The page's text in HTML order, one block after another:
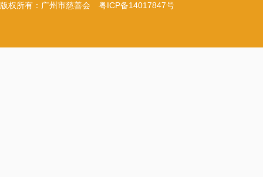
版权所有：广州市慈善会 粤ICP备14017847号